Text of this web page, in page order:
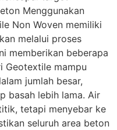
Menggunakan
Non Woven memiliki
melalui proses
memberikan beberapa
Geotextile mampu
jumlah besar,
basah lebih lama. Air
tetapi menyebar ke
seluruh area beton